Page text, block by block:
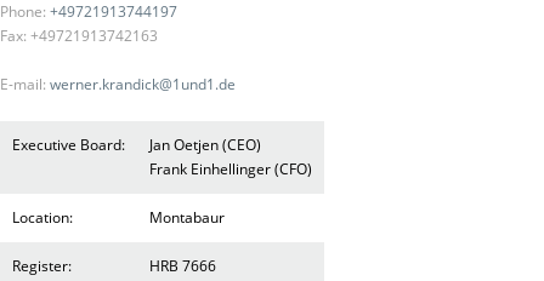
Phone: +49721913744197
Fax: +49721913742163
E-mail: werner.krandick@1und1.de
Executive Board:
Jan Oetjen (CEO)
Frank Einhellinger (CFO)
Location: Montabaur
Register: HRB 7666